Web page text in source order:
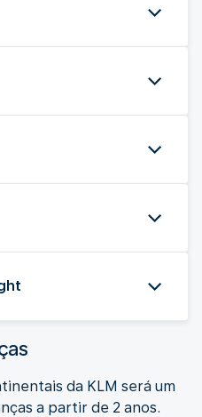
da KLM será um
a partir de 2 anos.